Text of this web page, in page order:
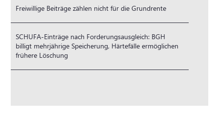
Freiwillige Beiträge zählen nicht für die Grundrente
SCHUFA-Einträge nach Forderungsausgleich: BGH
billigt mehrjährige Speicherung, Härtefälle ermöglichen
frühere Löschung